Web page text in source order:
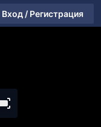
Вход / Регистрация